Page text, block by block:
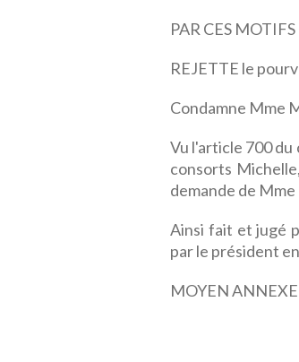
PAR CES MOTIFS
REJETTE le
Condamne Mme
Vu l'article 700 du
consorts
demande de Mme
Ainsi fait et jugé
par le président
MOYEN